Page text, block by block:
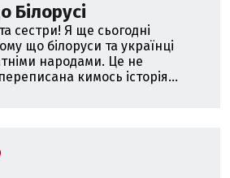
Білорусі
сестри! Я ще сьогодні
що білоруси та українці
народами. Це не
кимось історія...